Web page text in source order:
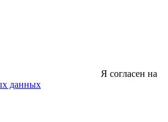
Я согласен на
данных